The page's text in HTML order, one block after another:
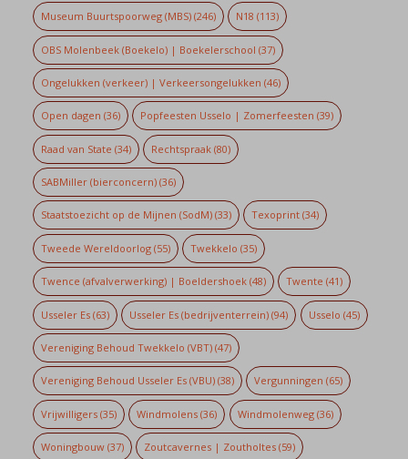
Museum Buurtspoorweg (MBS)(246) N18 (113)
OBS Molenbeek (Boekelo) | Boekelerschool (37)
Ongelukken (verkeer) | Verkeersongelukken (46)
Open dagen (36) Popfeesten Usselo | Zomerfeesten (39)
Raad van State (34) Rechtspraak (80)
SABMiller (bierconcern)(36)
Staatstoezicht op de Mijnen (SodM)(33) Texoprint (34)
Tweede Wereldoorlog(55) Twekkelo (35)
Twence (afvalverwerking) | Boeldershoek(48) Twente (41)
Usseler Es(63) Usseler Es (bedrijventerrein) (94) Usselo (45)
Vereniging Behoud Twekkelo (VBT)(47)
Vereniging Behoud Usseler Es (VBU)(38) Vergunningen (65)
Vrijwilligers(35) Windmolens (36) Windmolenweg(36)
Woningbouw(37) Zoutcavernes | Zoutholtes (59)